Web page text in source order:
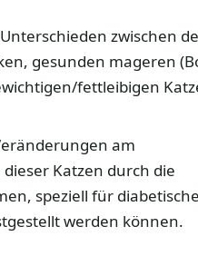
zwischen
gesunden mageren
fettleibigen
am
Katzen durch die
speziell für diabetische
werden können.